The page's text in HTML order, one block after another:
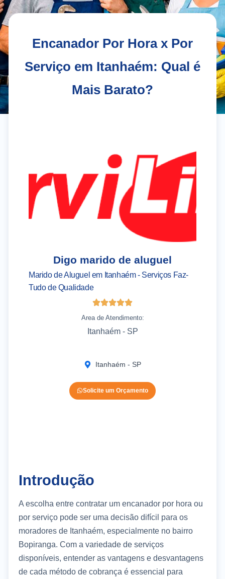
Encanador Por Hora x Por
Serviço em Itanhaém: Qual é
Mais Barato?
Digo marido de aluguel
Marido de Aluguel em Itanhaém - Serviços Faz-
Tudo de Qualidade
Area de Atendimento:
Itanhaém - SP
Itanhaém - SP
Solicite um Orçamento
Introdução
A escolha entre contratar um encanador por hora ou
por serviço pode ser uma decisão difícil para os
moradores de Itanhaém, especialmente no bairro
Bopiranga. Com a variedade de serviços
disponíveis, entender as vantagens e desvantagens
de cada método de cobrança é essencial para